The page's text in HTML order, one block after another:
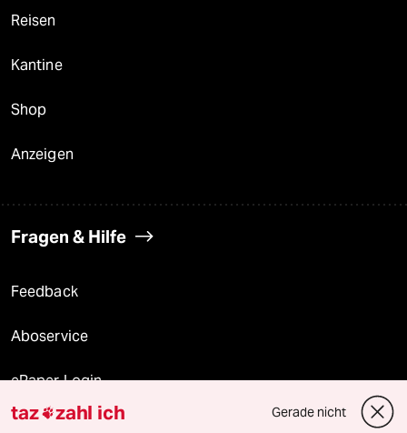
Reisen
Kantine
Shop
Anzeigen
Fragen & Hilfe
Feedback
Aboservice
ePaper Login
Downloads für Abonnierende
taz zahl ich Gerade nicht